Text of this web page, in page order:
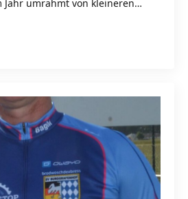
Jahr umrahmt von kleineren…